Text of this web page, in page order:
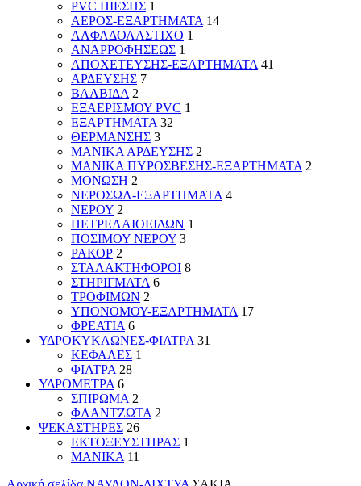
PVC ΠΙΕΣΗΣ 1
ΑΕΡΟΣ-ΕΞΑΡΤΗΜΑΤΑ 14
ΑΛΦΑΔΟΛΑΣΤΙΧΟ 1
ΑΝΑΡΡΟΦΗΣΕΩΣ 1
ΑΠΟΧΕΤΕΥΣΗΣ-ΕΞΑΡΤΗΜΑΤΑ 41
ΑΡΔΕΥΣΗΣ 7
ΒΑΛΒΙΔΑ 2
ΕΞΑΕΡΙΣΜΟΥ PVC 1
ΕΞΑΡΤΗΜΑΤΑ 32
ΘΕΡΜΑΝΣΗΣ 3
ΜΑΝΙΚΑ ΑΡΔΕΥΣΗΣ 2
ΜΑΝΙΚΑ ΠΥΡΟΣΒΕΣΗΣ-ΕΞΑΡΤΗΜΑΤΑ 2
ΜΟΝΩΣΗ 2
ΝΕΡΟΣΩΛ-ΕΞΑΡΤΗΜΑΤΑ 4
ΝΕΡΟΥ 2
ΠΕΤΡΕΛΑΙΟΕΙΔΩΝ 1
ΠΟΣΙΜΟΥ ΝΕΡΟΥ 3
ΡΑΚΟΡ 2
ΣΤΑΛΑΚΤΗΦΟΡΟΙ 8
ΣΤΗΡΙΓΜΑΤΑ 6
ΤΡΟΦΙΜΩΝ 2
ΥΠΟΝΟΜΟΥ-ΕΞΑΡΤΗΜΑΤΑ 17
ΦΡΕΑΤΙΑ 6
ΥΔΡΟΚΥΚΛΩΝΕΣ-ΦΙΛΤΡΑ 31
ΚΕΦΑΛΕΣ 1
ΦΙΛΤΡΑ 28
ΥΔΡΟΜΕΤΡΑ 6
ΣΠΙΡΩΜΑ 2
ΦΛΑΝΤΖΩΤΑ 2
ΨΕΚΑΣΤΗΡΕΣ 26
ΕΚΤΟΞΕΥΣΤΗΡΑΣ 1
ΜΑΝΙΚΑ 11